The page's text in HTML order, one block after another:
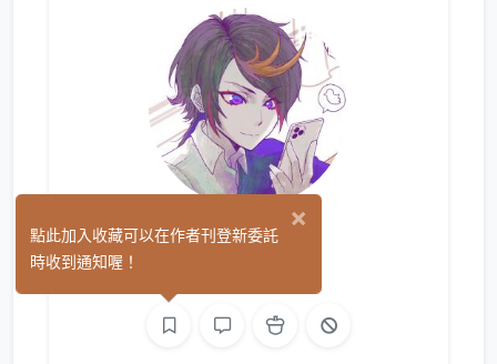
最終回❣
×
點此加入收藏可以在作者刊登新委託
時收到通知喔！